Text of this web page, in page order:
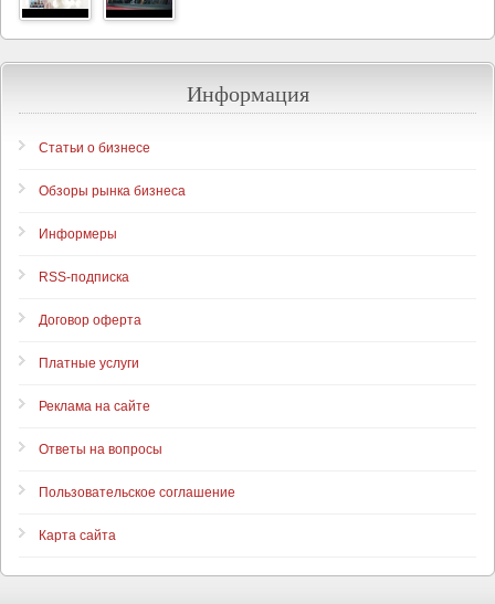
Информация
Статьи о бизнесе
Обзоры рынка бизнеса
Информеры
RSS-подписка
Договор оферта
Платные услуги
Реклама на сайте
Ответы на вопросы
Пользовательское соглашение
Карта сайта